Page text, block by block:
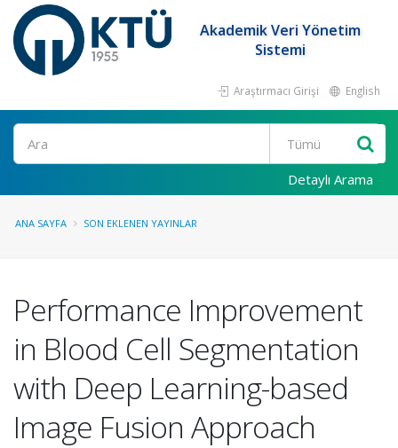
Akademik Veri Yönetim
Sistemi
Araştırmacı Girişi English
Ara
Detaylı Arama
ANA SAYFA SON EKLENEN YAYINLAR
Performance Improvement
in Blood Cell Segmentation
with Deep Learning-based
Image Fusion Approach